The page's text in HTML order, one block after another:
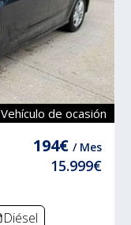
Vehículo de ocasión
194€ / Mes
15.999€
Diésel